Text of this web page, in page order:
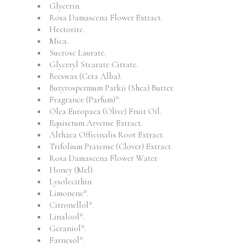
Glycerin.
Rosa Damascena Flower Extract.
Hectorite.
Mica.
Sucrose Laurate.
Glyceryl Stearate Citrate.
Beeswax (Cera Alba).
Butyrospermum Parkii (Shea) Butter.
Fragrance (Parfum)*.
Olea Europaea (Olive) Fruit Oil.
Equisetum Arvense Extract.
Althaea Officinalis Root Extract.
Trifolium Pratense (Clover) Extract.
Rosa Damascena Flower Water.
Honey (Mel).
Lysolecithin.
Limonene*.
Citronellol*.
Linalool*.
Geraniol*.
Farnesol*.